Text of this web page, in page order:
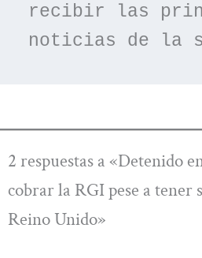
recibir las
noticias de la
2 respuestas a «Detenido
cobrar la RGI pese a tener
Reino Unido»